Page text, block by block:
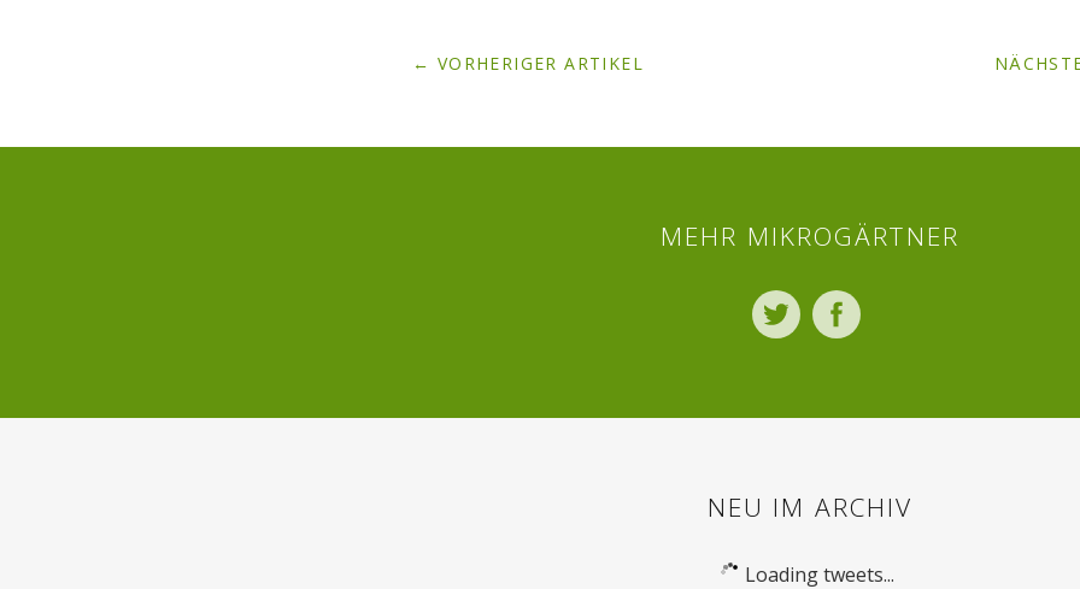
← VORHERIGER ARTIKEL
MEHR MIKROGÄRTNER
Twitter
NEU IM ARCHIV
Loading tweets...